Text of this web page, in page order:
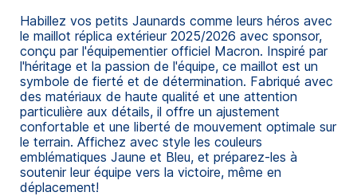
Habillez vos petits Jaunards comme leurs héros avec
le maillot réplica extérieur 2025/2026 avec sponsor,
conçu par l'équipementier officiel Macron. Inspiré par
l'héritage et la passion de l'équipe, ce maillot est un
symbole de fierté et de détermination. Fabriqué avec
des matériaux de haute qualité et une attention
particulière aux détails, il offre un ajustement
confortable et une liberté de mouvement optimale sur
le terrain. Affichez avec style les couleurs
emblématiques Jaune et Bleu, et préparez-les à
soutenir leur équipe vers la victoire, même en
déplacement!